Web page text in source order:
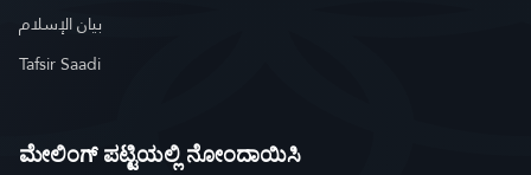
بيان الإسلام
Tafsir Saadi
ಮೇಲಿಂಗ್ ಪಟ್ಟಿಯಲ್ಲಿ ನೋಂದಾಯಿಸಿ